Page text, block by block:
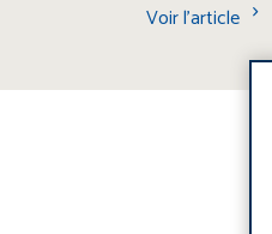
Voir l'article